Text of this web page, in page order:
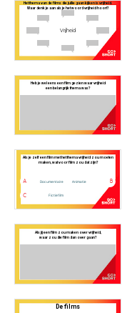
Het thema van de films die jullie gaan kijken is vrijheid.
Waar denk je aan als je het woord vrijheid hoort?
Vrijheid
Heb je wel eens een film gezien waar vrijheid
een belangrijk thema was?
Als je zelf een film met het thema vrijheid zou moeten
maken, wat voor film zou dat zijn?
A Documentaire B
Animatie
C Fictiefilm
Als jij een film zou maken over vrijheid,
waar zou die film dan over gaan?
De films